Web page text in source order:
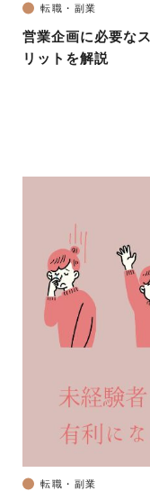
転職・副業
営業企画に必要な
リットを解説
転職・副業